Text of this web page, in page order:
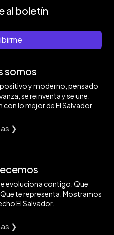
al boletín
somos
y moderno, pensado
se reinventa y se une.
lo mejor de El Salvador.
❯
evoluciona contigo. Que
te representa. Mostramos
El Salvador.
❯